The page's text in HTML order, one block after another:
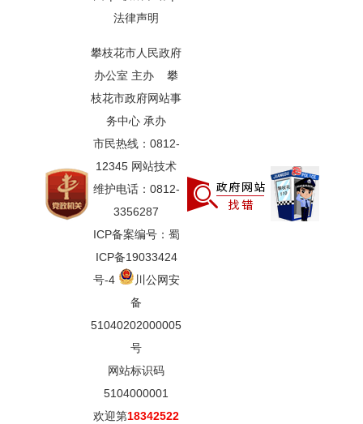
法律声明
攀枝花市人民政府
办公室 主办 攀
枝花市政府网站事
务中心 承办
市民热线：0812-
12345 网站技术
维护电话：0812-
3356287
ICP备案编号：蜀
ICP备19033424
号-4
川公网安
备
51040202000005
号
网站标识码
5104000001
欢迎第18342522